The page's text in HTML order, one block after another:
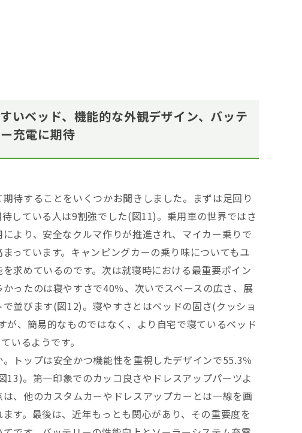
いベッド、機能的な外観デザイン、バッテ
充電に期待
待することをいくつかお聞きしました。まずは足回り
している人は9割強でした(図11)。乗用車の世界ではさ
より、安全なクルマ作りが推進され、マイカー乗りで
っています。キャンピングカーの乗り味についてもユ
求めているのです。次は就寝時における最重要ポイン
ったのは寝やすさで40％、次いでスペースの広さ、展
並びます(図12)。寝やすさとはベッドの固さ(クッショ
が、簡易的なものではなく、より自宅で寝ているベッド
いるようです。
トップは安全かつ機能性を重視したデザインで55.3％
13)。第一印象でのカッコ良さやドレスアップパーツよ
、他のカスタムカーやドレスアップカーとは一線を画
す。最後は、近年もっとも関心があり、その重要度を